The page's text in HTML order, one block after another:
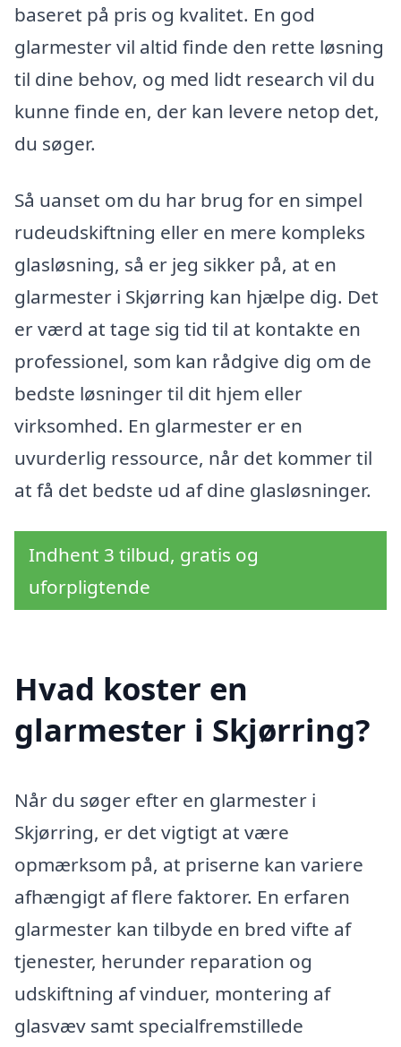
baseret på pris og kvalitet. En god
glarmester vil altid finde den rette løsning
til dine behov, og med lidt research vil du
kunne finde en, der kan levere netop det,
du søger.
Så uanset om du har brug for en simpel
rudeudskiftning eller en mere kompleks
glasløsning, så er jeg sikker på, at en
glarmester i Skjørring kan hjælpe dig. Det
er værd at tage sig tid til at kontakte en
professionel, som kan rådgive dig om de
bedste løsninger til dit hjem eller
virksomhed. En glarmester er en
uvurderlig ressource, når det kommer til
at få det bedste ud af dine glasløsninger.
Indhent 3 tilbud, gratis og
uforpligtende
Hvad koster en
glarmester i Skjørring?
Når du søger efter en glarmester i
Skjørring, er det vigtigt at være
opmærksom på, at priserne kan variere
afhængigt af flere faktorer. En erfaren
glarmester kan tilbyde en bred vifte af
tjenester, herunder reparation og
udskiftning af vinduer, montering af
glasvæv samt specialfremstillede